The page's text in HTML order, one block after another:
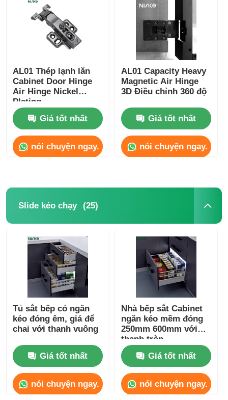
Tham quan nhà máy
Liên hệ chúng tôi
Tin tức
Tất cả các trường hợp
Yêu cầu báo giá
Bản lề cửa tủ
Slide kéo chạy
Giải pháp lưu trữ nhà bếp
Tổ chức tủ quần áo
Cabinet Cây đỡ treo
Phụ kiện nắp lật
AL01 Thép lạnh lăn
Cabinet Door Hinge
Air Hinge Nickel
Plating
Giá tốt nhất
nói chuyện ngay.
AL01 Capacity Heavy
Magnetic Air Hinge
3D Điều chỉnh 360 độ
Giá tốt nhất
nói chuyện ngay.
Slide kéo chạy (25)
Tủ sắt bếp có ngăn
kéo đóng êm, giá để
chai với thanh vuông
Giá tốt nhất
nói chuyện ngay.
Nhà bếp sắt Cabinet
ngăn kéo mềm đóng
250mm 600mm với
thanh tròn
Giá tốt nhất
nói chuyện ngay.